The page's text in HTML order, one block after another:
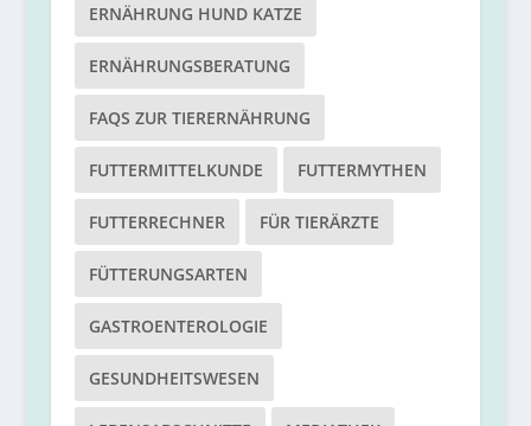
ERNÄHRUNG HUND KATZE
ERNÄHRUNGSBERATUNG
FAQS ZUR TIERERNÄHRUNG
FUTTERMITTELKUNDE FUTTERMYTHEN
FUTTERRECHNER FÜR TIERÄRZTE
FÜTTERUNGSARTEN
GASTROENTEROLOGIE
GESUNDHEITSWESEN